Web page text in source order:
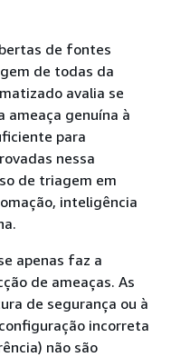
de fontes
de todas da
avalia se
ameaça genuína à
para
nessa
de triagem em
inteligência
apenas faz a
de ameaças. As
de segurança ou à
incorreta
não são